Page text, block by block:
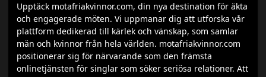
Upptäck motafriakvinnor.com, din nya destination för äkta
och engagerade möten. Vi uppmanar dig att utforska vår
plattform dedikerad till kärlek och vänskap, som samlar
män och kvinnor från hela världen. motafriakvinnor.com
positionerar sig för närvarande som den främsta
onlinetjänsten för singlar som söker seriösa relationer. Att